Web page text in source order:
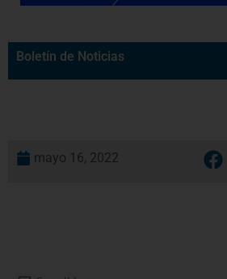
Boletín de Noticias
mayo 16, 2022